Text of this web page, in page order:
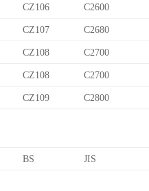
CZ106 C2600
CZ107 C2680
CZ108 C2700
CZ108 C2700
CZ109 C2800
BS JIS